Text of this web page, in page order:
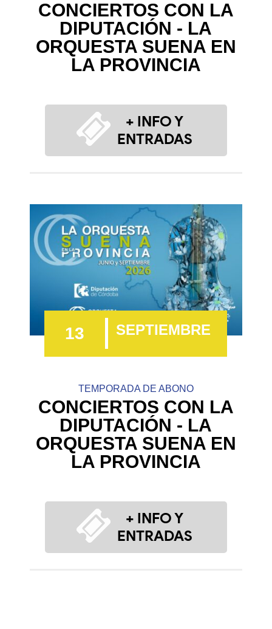
CONCIERTOS CON LA
DIPUTACIÓN - LA
ORQUESTA SUENA EN
LA PROVINCIA
+ INFO Y
ENTRADAS
13 SEPTIEMBRE
TEMPORADA DE ABONO
CONCIERTOS CON LA
DIPUTACIÓN - LA
ORQUESTA SUENA EN
LA PROVINCIA
+ INFO Y
ENTRADAS